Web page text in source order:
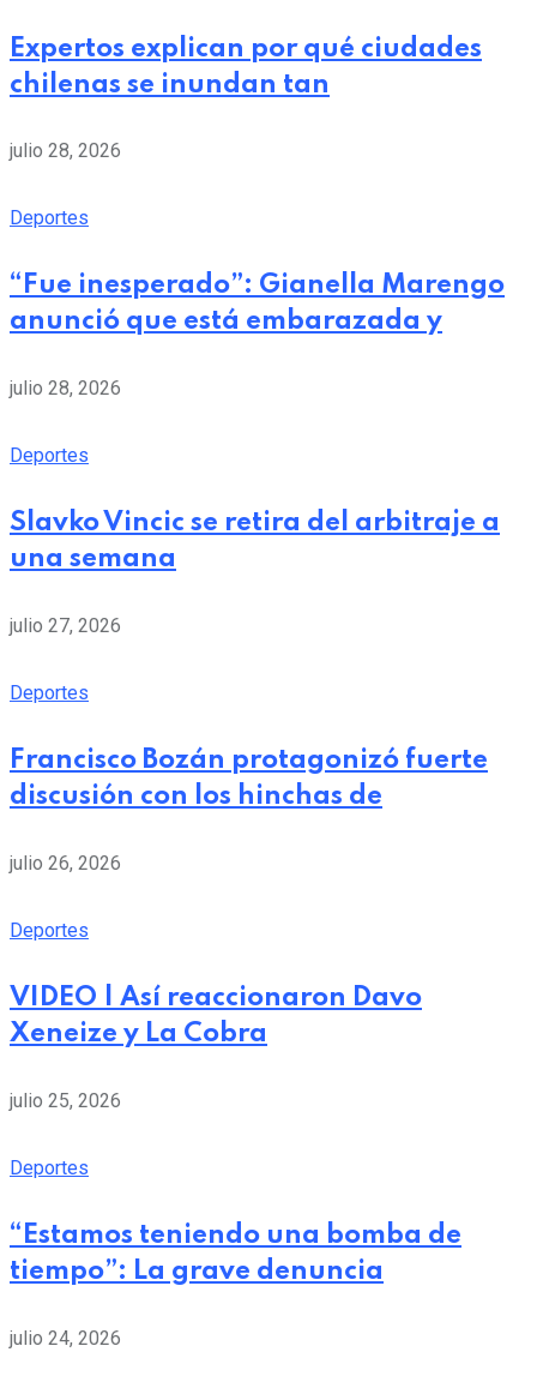
Expertos explican por qué ciudades
chilenas se inundan tan
julio 28, 2026
Deportes
“Fue inesperado”: Gianella Marengo
anunció que está embarazada y
julio 28, 2026
Deportes
Slavko Vincic se retira del arbitraje a
una semana
julio 27, 2026
Deportes
Francisco Bozán protagonizó fuerte
discusión con los hinchas de
julio 26, 2026
Deportes
VIDEO | Así reaccionaron Davo
Xeneize y La Cobra
julio 25, 2026
Deportes
“Estamos teniendo una bomba de
tiempo”: La grave denuncia
julio 24, 2026